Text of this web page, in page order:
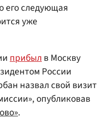
его следующая
уже
прибылв Москву
России
назвал свой визит
опубликовав
.